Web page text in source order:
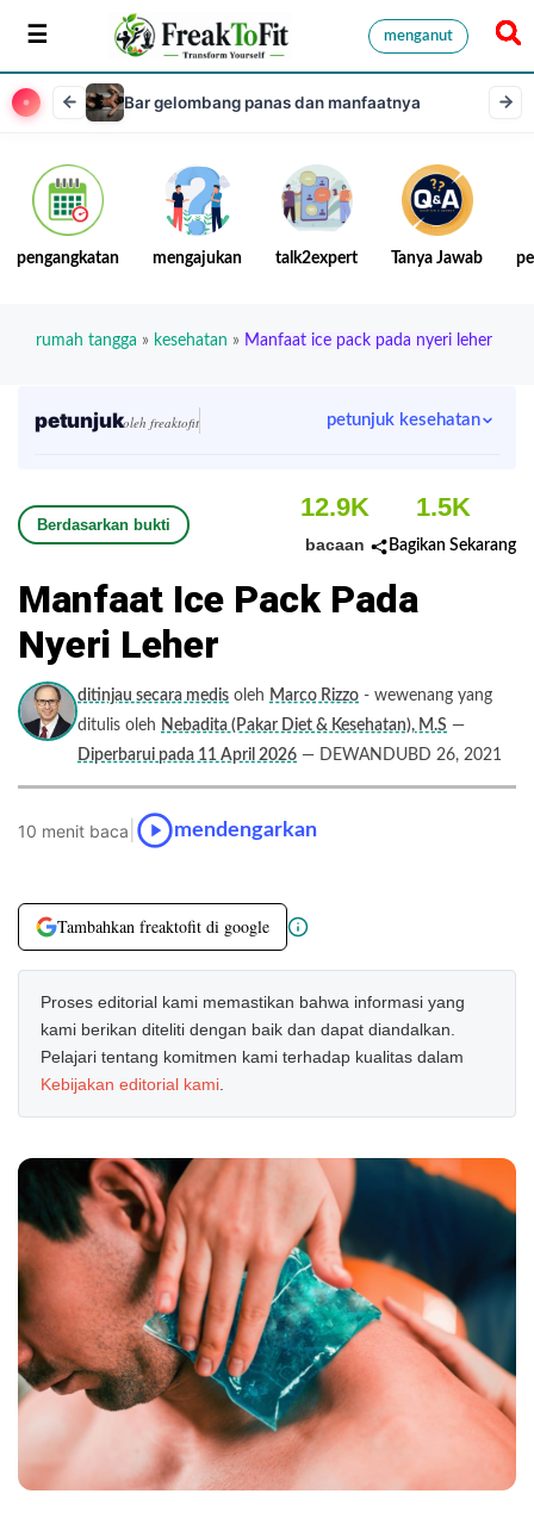
menganut
Bar gelombang panas dan manfaatnya
pengangkatan mengajukan talk2expert Tanya Jawab
rumah tangga » kesehatan » Manfaat ice pack pada nyeri leher
petunjukoleh freaktofit petunjuk kesehatan
Berdasarkan bukti
12.9K
bacaan
1.5K
Bagikan Sekarang
Manfaat Ice Pack Pada
Nyeri Leher
ditinjau secara medis oleh Marco Rizzo - wewenang yang
ditulis oleh Nebadita (Pakar Diet & Kesehatan), M.S —
Diperbarui pada 11 April 2026 — DEWANDUBD 26, 2021
10 menit baca mendengarkan
Tambahkan freaktofit di google
Proses editorial kami memastikan bahwa informasi yang
kami berikan diteliti dengan baik dan dapat diandalkan.
Pelajari tentang komitmen kami terhadap kualitas dalam
Kebijakan editorial kami